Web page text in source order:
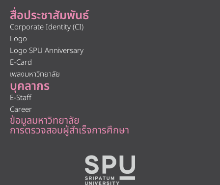
สื่อประชาสัมพันธ์
Corporate Identity (CI)
Logo
Logo SPU Anniversary
E-Card
เพลงมหาวิทยาลัย
บุคลากร
E-Staff
Career
ข้อมูลมหาวิทยาลัย
การตรวจสอบผู้สำเร็จการศึกษา